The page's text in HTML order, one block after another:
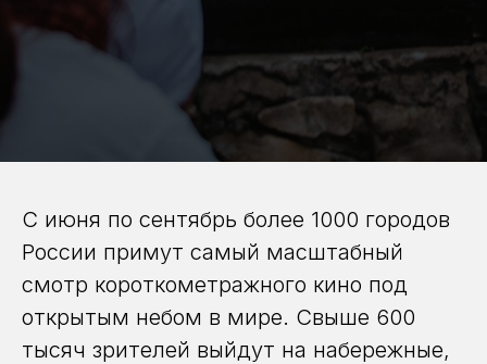
С июня по сентябрь более 1000 городов
России примут самый масштабный
смотр короткометражного кино под
открытым небом в мире. Свыше 600
тысяч зрителей выйдут на набережные,